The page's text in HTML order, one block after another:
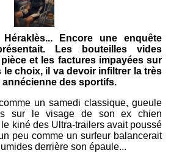
Encore une enquête
Les bouteilles vides
et les factures impayées sur
le choix, il va devoir infiltrer la très
des sportifs.
un samedi classique, gueule
sur le visage de son ex chien
kiné des Ultra-trailers avait poussé
peu comme un surfeur balancerait
derrière son épaule...